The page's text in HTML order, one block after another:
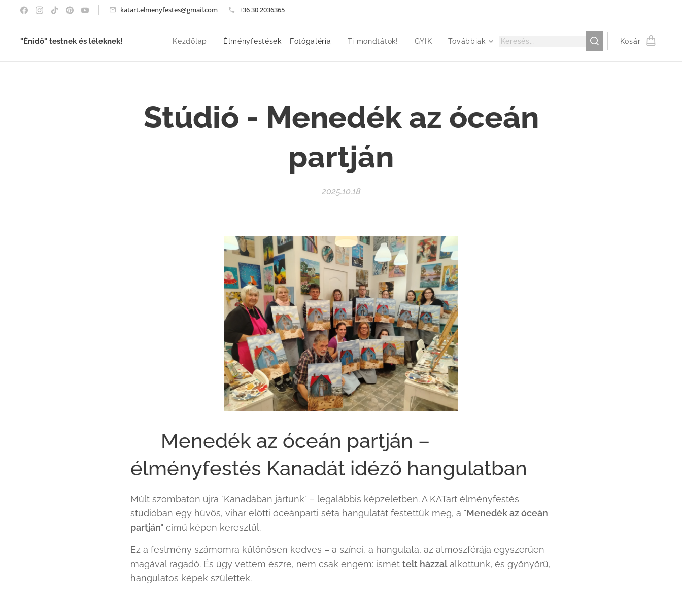
katart.elmenyfestes@gmail.com +36 30 2036365
"Énidő" testnek és léleknek! Kezdőlap Élményfestések - Fotógaléria Ti mondtátok! GYIK Továbbiak Kosár
Stúdió - Menedék az óceán
partján
2025.10.18
🌊 Menedék az óceán partján –
élményfestés Kanadát idéző hangulatban
Múlt szombaton újra "Kanadában jártunk" – legalábbis képzeletben. A KATart élményfestés
stúdióban egy hűvös, vihar előtti óceánparti séta hangulatát festettük meg, a "Menedék az óceán
partján" című képen keresztül. 🌫️🌊
Ez a festmény számomra különösen kedves – a színei, a hangulata, az atmoszférája egyszerűen
magával ragadó. És úgy vettem észre, nem csak engem: ismét telt házzalalkottunk, és gyönyörű,
hangulatos képek születtek. 💙